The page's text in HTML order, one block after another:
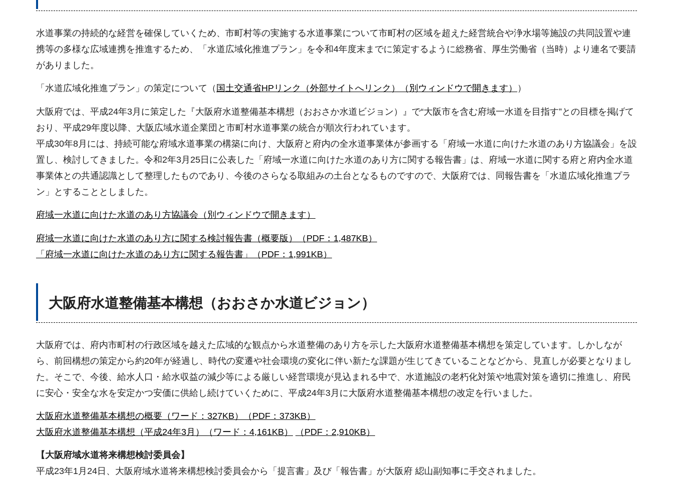
水道事業の持続的な経営を確保していくため、市町村等の実施する水道事業について市町村の区域を超えた経営統合や浄水場等施設の共同設置や連
携等の多様な広域連携を推進するため、「水道広域化推進プラン」を令和4年度末までに策定するように総務省、厚生労働省（当時）より連名で要請
がありました。
「水道広域化推進プラン」の策定について（ 国土交通省HPリンク（外部サイトへリンク）（別ウィンドウで開きます） ）
大阪府では、平成24年3月に策定した『大阪府水道整備基本構想（おおさか水道ビジョン）』で“大阪市を含む府域一水道を目指す”との目標を掲げて
おり、平成29年度以降、大阪広域水道企業団と市町村水道事業の統合が順次行われています。
平成30年8月には、持続可能な府域水道事業の構築に向け、大阪府と府内の全水道事業体が参画する「府域一水道に向けた水道のあり方協議会」を設
置し、検討してきました。令和2年3月25日に公表した「府域一水道に向けた水道のあり方に関する報告書」は、府域一水道に関する府と府内全水道
事業体との共通認識として整理したものであり、今後のさらなる取組みの土台となるものですので、大阪府では、同報告書を「水道広域化推進プラ
ン」とすることとしました。
府域一水道に向けた水道のあり方協議会（別ウィンドウで開きます）
府域一水道に向けた水道のあり方に関する検討報告書（概要版）（PDF：1,487KB）
「府域一水道に向けた水道のあり方に関する報告書」（PDF：1,991KB）
大阪府水道整備基本構想（おおさか水道ビジョン）
大阪府では、府内市町村の行政区域を越えた広域的な観点から水道整備のあり方を示した大阪府水道整備基本構想を策定しています。しかしなが
ら、前回構想の策定から約20年が経過し、時代の変遷や社会環境の変化に伴い新たな課題が生じてきていることなどから、見直しが必要となりまし
た。そこで、今後、給水人口・給水収益の減少等による厳しい経営環境が見込まれる中で、水道施設の老朽化対策や地震対策を適切に推進し、府民
に安心・安全な水を安定かつ安価に供給し続けていくために、平成24年3月に大阪府水道整備基本構想の改定を行いました。
大阪府水道整備基本構想の概要（ワード：327KB）
（PDF：373KB）
大阪府水道整備基本構想（平成24年3月）（ワード：4,161KB）
（PDF：2,910KB）
【大阪府域水道将来構想検討委員会】
平成23年1月24日、大阪府域水道将来構想検討委員会から「提言書」及び「報告書」が大阪府 綛山副知事に手交されました。